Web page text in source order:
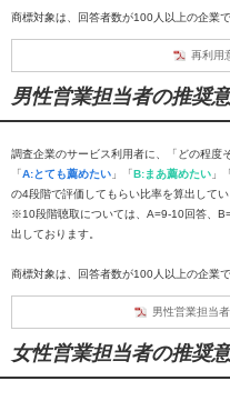
商標対象は、回答者数が100人以上の企業で
再利用
男性営業担当者の推奨
調査企業のサービス利用者に、「どの程度
「A:とても薦めたい 」「B:まあ薦めたい 」
の4段階で評価してもらい比率を算出してい
※10段階聴取については、A=9-10回答、
出しております。
商標対象は、回答者数が100人以上の企業で
男性営業担当
女性営業担当者の推奨